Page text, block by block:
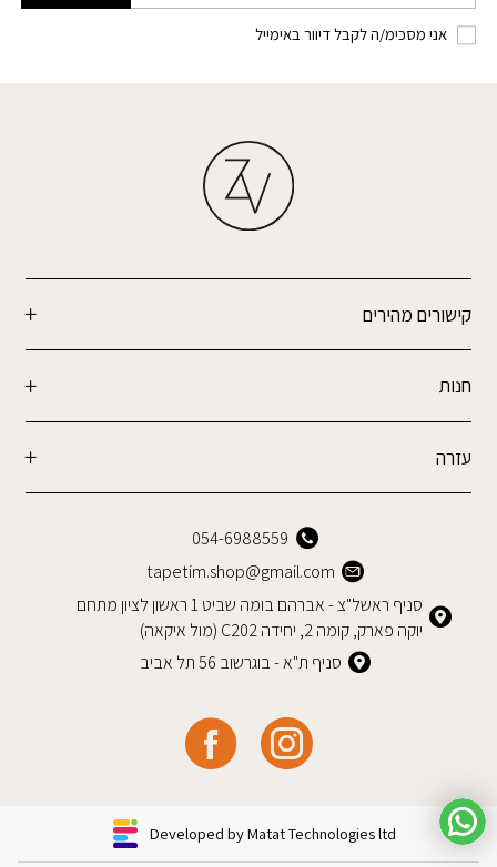
אני מסכימ/ה לקבל דיוור באימייל
קישורים מהירים
חנות
עזרה
054-6988559
tapetim.shop@gmail.com
סניף ראשל"צ - אברהם בומה שביט 1 ראשון לציון מתחם
יוקה פארק, קומה 2, יחידה C202 (מול איקאה)
סניף ת"א - בוגרשוב 56 תל אביב
Developed by Matat Technologies ltd